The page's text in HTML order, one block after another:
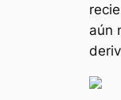
aún